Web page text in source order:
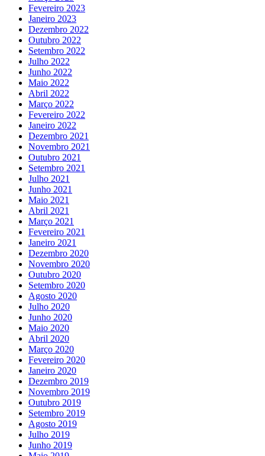
Fevereiro 2023
Janeiro 2023
Dezembro 2022
Outubro 2022
Setembro 2022
Julho 2022
Junho 2022
Maio 2022
Abril 2022
Março 2022
Fevereiro 2022
Janeiro 2022
Dezembro 2021
Novembro 2021
Outubro 2021
Setembro 2021
Julho 2021
Junho 2021
Maio 2021
Abril 2021
Março 2021
Fevereiro 2021
Janeiro 2021
Dezembro 2020
Novembro 2020
Outubro 2020
Setembro 2020
Agosto 2020
Julho 2020
Junho 2020
Maio 2020
Abril 2020
Março 2020
Fevereiro 2020
Janeiro 2020
Dezembro 2019
Novembro 2019
Outubro 2019
Setembro 2019
Agosto 2019
Julho 2019
Junho 2019